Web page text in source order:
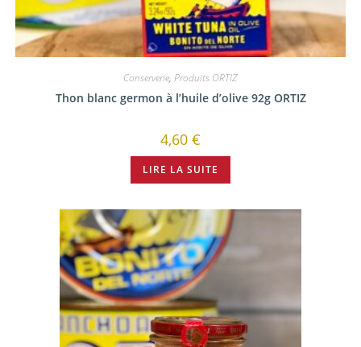
Conserverie, Produits ORTIZ
Thon blanc germon à l’huile d’olive 92g ORTIZ
4,60 €
LIRE LA SUITE